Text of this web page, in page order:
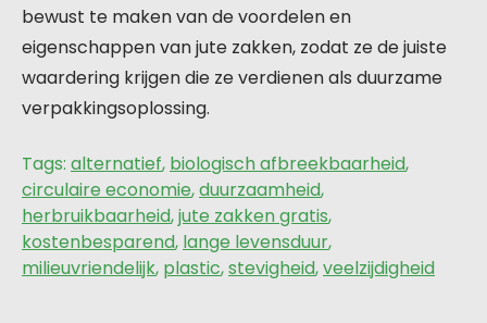
bewust te maken van de voordelen en
eigenschappen van jute zakken, zodat ze de juiste
waardering krijgen die ze verdienen als duurzame
verpakkingsoplossing.
Tags: alternatief, biologisch afbreekbaarheid,
circulaire economie,duurzaamheid,
herbruikbaarheid,jute zakken gratis,
kostenbesparend, lange levensduur,
milieuvriendelijk, plastic,stevigheid,veelzijdigheid